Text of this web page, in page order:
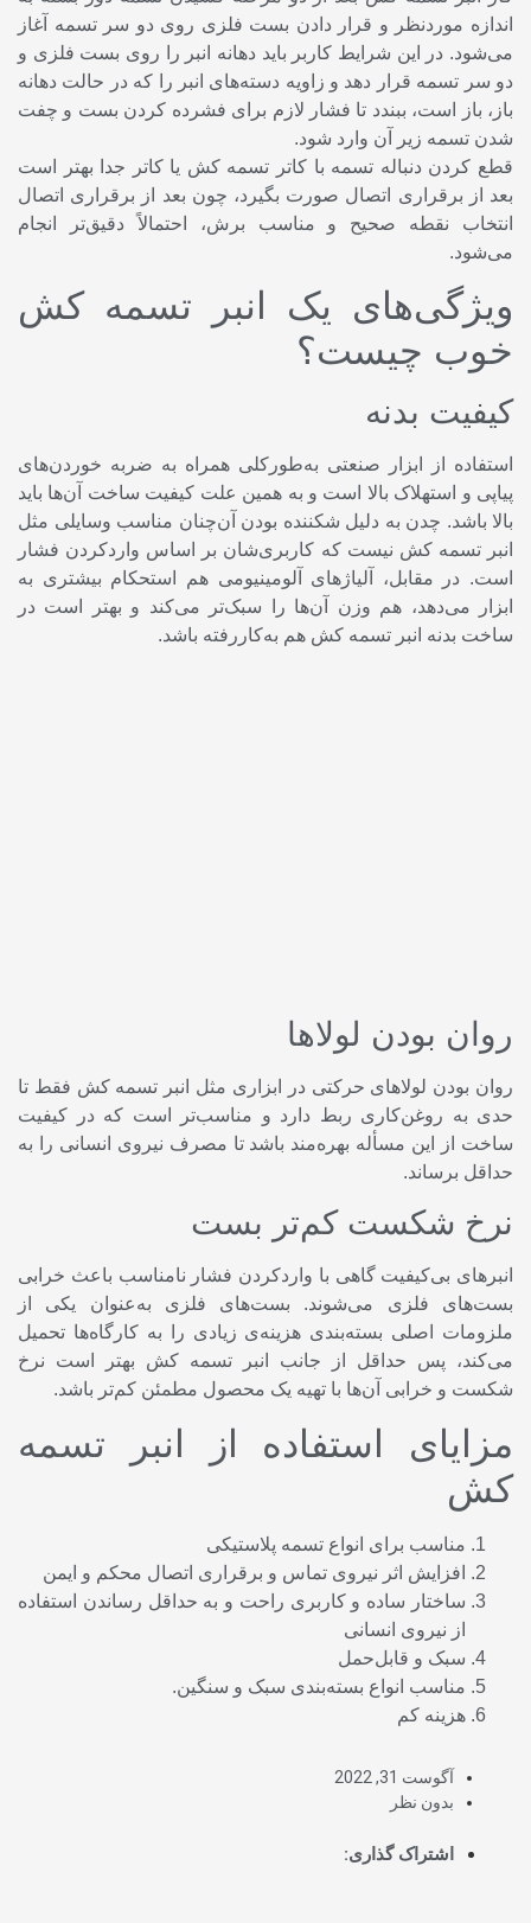
اندازه موردنظر و قرار دادن بست فلزی روی دو سر تسمه آغاز
می‌شود. در این شرایط کاربر باید دهانه انبر را روی بست فلزی و
دو سر تسمه قرار دهد و زاویه دسته‌های انبر را که در حالت دهانه
باز، باز است، ببندد تا فشار لازم برای فشرده کردن بست و چفت
شدن تسمه زیر آن وارد شود.
قطع کردن دنباله تسمه با کاتر تسمه کش یا کاتر جدا بهتر است
بعد از برقراری اتصال صورت بگیرد، چون بعد از برقراری اتصال
انتخاب نقطه صحیح و مناسب برش، احتمالاً دقیق‌تر انجام
می‌شود.
ویژگی‌های یک انبر تسمه کش
خوب چیست؟
کیفیت بدنه
استفاده از ابزار صنعتی به‌طورکلی همراه به ضربه خوردن‌های
پیاپی و استهلاک بالا است و به همین علت کیفیت ساخت آن‌ها باید
بالا باشد. چدن به دلیل شکننده بودن آن‌چنان مناسب وسایلی مثل
انبر تسمه کش نیست که کاربری‌شان بر اساس واردکردن فشار
است. در مقابل، آلیاژ‌های آلومینیومی هم استحکام بیشتری به
ابزار می‌دهد، هم‌ وزن آن‌ها را سبک‌تر می‌کند و بهتر است در
ساخت بدنه انبر تسمه کش هم به‌کاررفته باشد.
روان بودن لولا‌ها
روان بودن لولا‌های حرکتی در ابزاری مثل انبر تسمه کش فقط تا
حدی به روغن‌کاری ربط دارد و مناسب‌تر است که در کیفیت
ساخت از این مسأله بهره‌مند باشد تا مصرف نیروی انسانی را به
حداقل برساند.
نرخ شکست کم‌تر بست
انبر‌های بی‌کیفیت گاهی با واردکردن فشار نامناسب باعث خرابی
بست‌های فلزی می‌شوند. بست‌های فلزی به‌عنوان یکی از
ملزومات اصلی بسته‌بندی هزینه‌ی زیادی را به کارگاه‌ها تحمیل
می‌کند، پس حداقل از جانب انبر تسمه کش بهتر است نرخ
شکست و خرابی آن‌ها با تهیه یک محصول مطمئن کم‌تر باشد.
مزایای استفاده از انبر تسمه
کش
مناسب برای انواع تسمه پلاستیکی
افزایش اثر نیروی تماس و برقراری اتصال محکم و ایمن
ساختار ساده و کاربری راحت و به حداقل رساندن استفاده
از نیروی انسانی
سبک و قابل‌حمل
مناسب انواع بسته‌بندی سبک و سنگین.
هزینه کم
آگوست 31, 2022
بدون نظر
اشتراک گذاری: